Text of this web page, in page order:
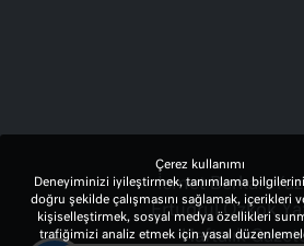
İsmet Berkan
Ertuğrul Özkök
Haftalık
Çerez kullanımı
Deneyiminizi iyileştirmek, tanımlama
doğru şekilde çalışmasını sağlamak, içerikleri
kişiselleştirmek, sosyal medya özellikleri
trafiğimizi analiz etmek için yasal